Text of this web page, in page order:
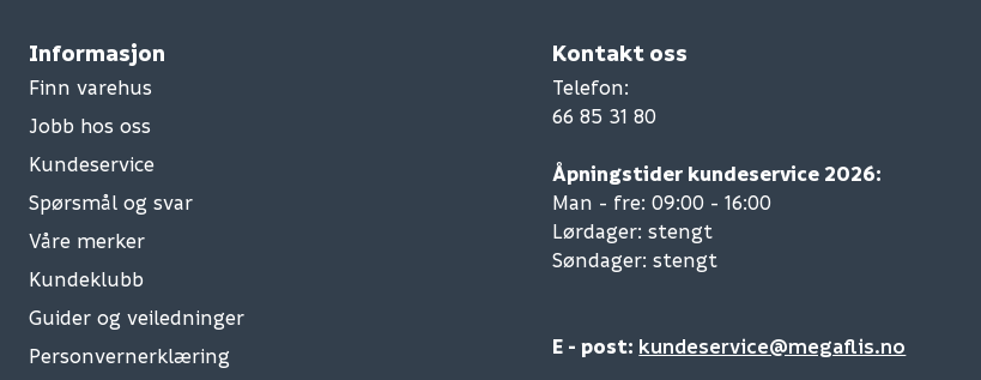
Informasjon
Finn varehus
Jobb hos oss
Kundeservice
Spørsmål og svar
Våre merker
Kundeklubb
Guider og veiledninger
Personvernerklæring
Kontakt oss
Telefon:
66 85 31 80
Åpningstider kundeservice 2026:
Man - fre: 09:00 - 16:00
Lørdager: stengt
Søndager: stengt
E - post: kundeservice@megaflis.no